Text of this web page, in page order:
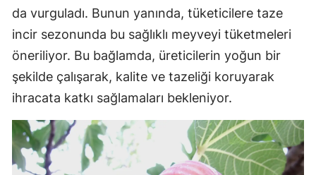
da vurguladı. Bunun yanında, tüketicilere taze
incir sezonunda bu sağlıklı meyveyi tüketmeleri
öneriliyor. Bu bağlamda, üreticilerin yoğun bir
şekilde çalışarak, kalite ve tazeliği koruyarak
ihracata katkı sağlamaları bekleniyor.